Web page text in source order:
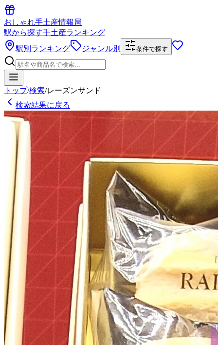
おしゃれ手土産情報局
駅から探す手土産ランキング
駅別ランキング
ジャンル別 条件で探す
トップ/検索/レーズンサンド
検索結果に戻る